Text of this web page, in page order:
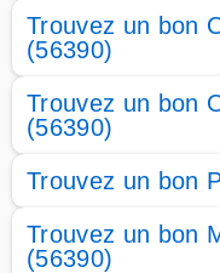
Trouvez un bon
(56390)
Trouvez un bon
(56390)
Trouvez un bon
Trouvez un bon
(56390)